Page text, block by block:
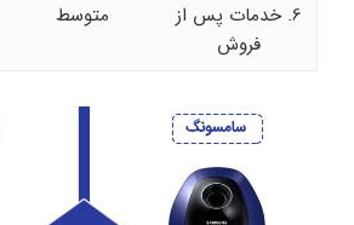
6. خدمات پس از
فروش
متوسط